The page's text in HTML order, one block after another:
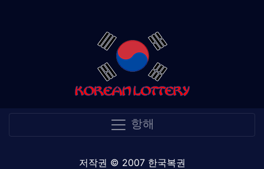
항해
저작권 © 2007 한국복권